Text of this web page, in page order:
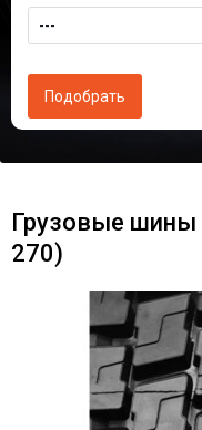
Грузовые
270)